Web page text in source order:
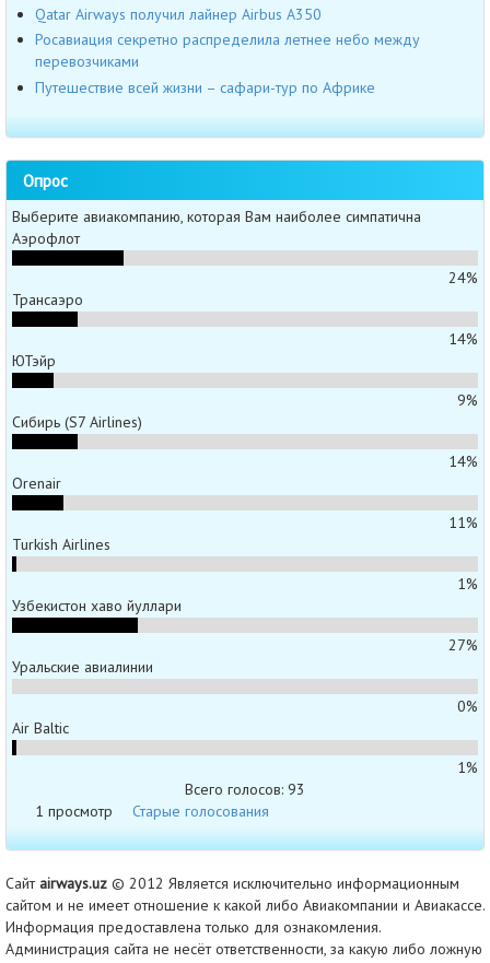
Qatar Airways получил лайнер Airbus А350
Росавиация секретно распределила летнее небо между
перевозчиками
Путешествие всей жизни – сафари-тур по Африке
Опрос
Выберите авиакомпанию, которая Вам наиболее симпатична
Аэрофлот
24%
Трансаэро
14%
ЮТэйр
9%
Сибирь (S7 Airlines)
14%
Orenair
11%
Turkish Airlines
1%
Узбекистон хаво йуллари
27%
Уральские авиалинии
0%
Air Baltic
1%
Всего голосов: 93
1 просмотр
Старые голосования
Сайтairways.uz © 2012 Является исключительно информационным
сайтом и не имеет отношение к какой либо Авиакомпании и Авиакассе.
Информация предоставлена только для ознакомления.
Администрация сайта не несёт ответственности, за какую либо ложную